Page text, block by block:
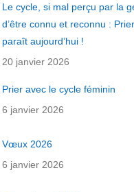
Le cycle, si mal perçu par la
d’être connu et reconnu :
paraît aujourd’hui !
20 janvier 2026
Prier avec le cycle féminin
6 janvier 2026
Vœux 2026
6 janvier 2026